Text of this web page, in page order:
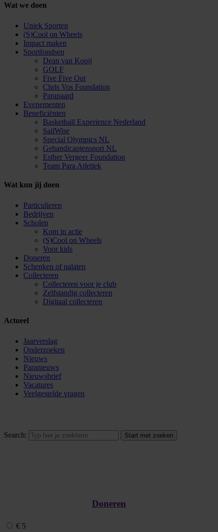
Wat we doen
Uniek Sporten
(S)Cool on Wheels
Impact maken
Sportfondsen
Dean van Kooij
GOLF
Five Five Out
Chris Vos Foundation
Parapaard
Evenementen
Beneficiënten
Basketball Experience Nederland
SailWise
Special Olympics NL
Gehandicaptensport NL
Esther Vergeer Foundation
Team Para Atletiek
Wat kun jij doen
Particulieren
Bedrijven
Scholen
Kom in actie
(S)Cool on Wheels
Voor kids
Doneren
Schenken of nalaten
Collecteren
Collecteren voor je club
Zelfstandig collecteren
Digitaal collecteren
Actueel
Jaarverslag
Onderzoeken
Nieuws
Paranieuws
Nieuwsbrief
Vacatures
Veelgestelde vragen
Search:
Doneren
€ 5